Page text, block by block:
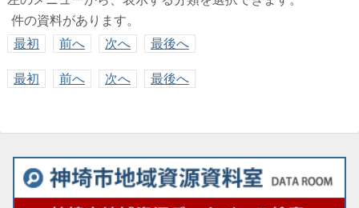
件の資料があります。
最初
前へ 次へ 最後へ
最初 前へ 次へ 最後へ